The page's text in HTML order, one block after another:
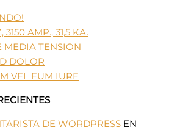
3150 AMP., 31,5 KA.
MEDIA TENSION
DOLOR
VEL EUM IURE
DE WORDPRESS EN